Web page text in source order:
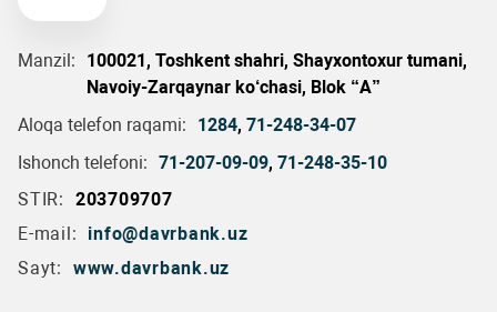
Manzil:
100021, Toshkent shahri, Shayxontoxur tumani,
Navoiy-Zarqaynar ko‘chasi, Blok “A”
Aloqa telefon raqami:
1284, 71-248-34-07
Ishonch telefoni: 71-207-09-09, 71-248-35-10
STIR:
203709707
E-mail:
info@davrbank.uz
Sayt:
www.davrbank.uz